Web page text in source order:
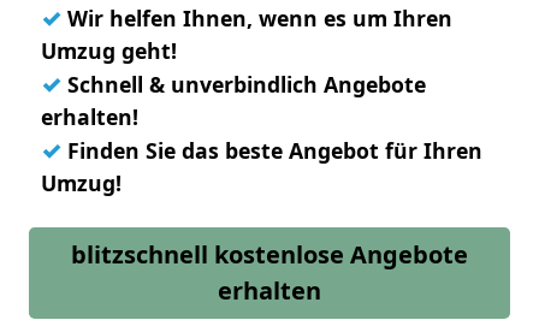
✓ Wir helfen Ihnen, wenn es um Ihren
Umzug geht!
✓ Schnell & unverbindlich Angebote
erhalten!
✓ Finden Sie das beste Angebot für Ihren
Umzug!
blitzschnell kostenlose Angebote
erhalten